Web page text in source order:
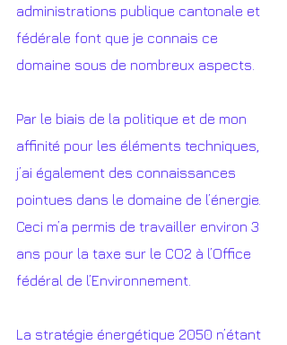
administrations publique cantonale et
fédérale font que je connais ce
domaine sous de nombreux aspects.
Par le biais de la politique et de mon
affinité pour les éléments techniques,
j’ai également des connaissances
pointues dans le domaine de l’énergie.
Ceci m’a permis de travailler environ 3
ans pour la taxe sur le CO2 à l’Office
fédéral de l’Environnement.
La stratégie énergétique 2050 n’étant